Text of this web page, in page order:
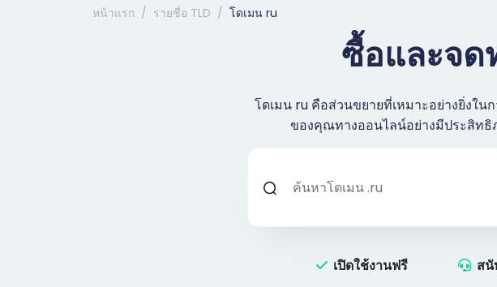
หน้าแรก รายชื่อ TLD โดเมน ru
ซื้อและจด
โดเมน ru คือส่วนขยายที่เหมาะอย่างยิ่งใ
ของคุณทางออนไลน์อย่างมีประสิท
เปิดใช้งานฟรี ส